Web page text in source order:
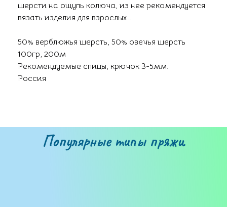
шерсти на ощупь колюча, из нее рекомендуется
вязать изделия для взрослых..
50% верблюжья шерсть, 50% овечья шерсть
100гр, 200м
Рекомендуемые спицы, крючок 3-5мм.
Россия
Популярные типы пряжи